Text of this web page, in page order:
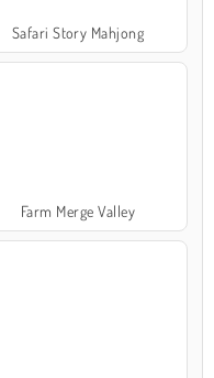
Safari Story Mahjong
Farm Merge Valley